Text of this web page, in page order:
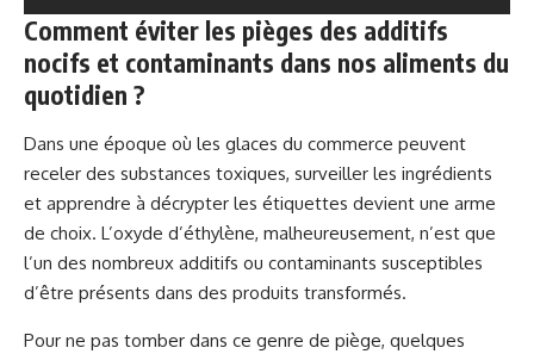
Comment éviter les pièges des additifs
nocifs et contaminants dans nos aliments du
quotidien ?
Dans une époque où les glaces du commerce peuvent
receler des substances toxiques, surveiller les ingrédients
et apprendre à décrypter les étiquettes devient une arme
de choix. L’oxyde d’éthylène, malheureusement, n’est que
l’un des nombreux additifs ou contaminants susceptibles
d’être présents dans des produits transformés.
Pour ne pas tomber dans ce genre de piège, quelques